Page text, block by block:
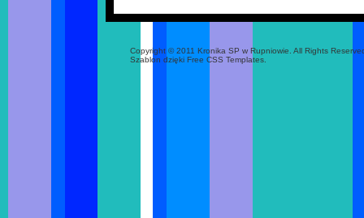
Copyright © 2011 Kronika SP w Rupniowie. All Rights
Szablon dzięki Free CSS Templates.